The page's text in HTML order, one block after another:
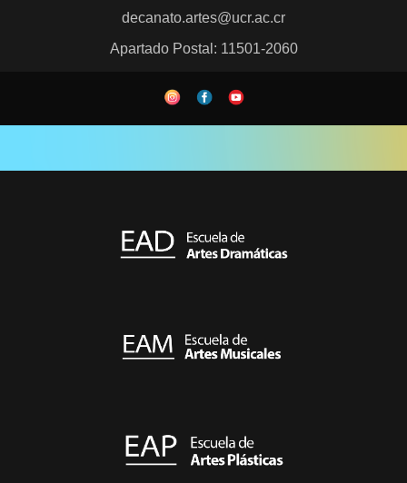
decanato.artes@ucr.ac.cr
Apartado Postal: 11501-2060